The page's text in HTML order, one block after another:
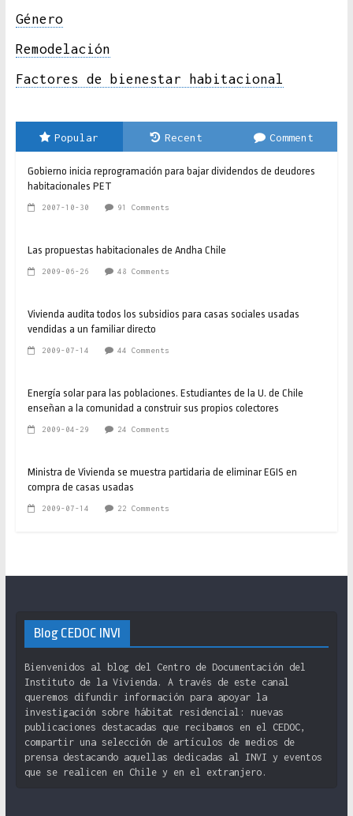
Género
Remodelación
Factores de bienestar habitacional
Popular Recent Comment
Gobierno inicia reprogramación para bajar dividendos de deudores
habitacionales PET
2007-10-30 91 Comments
Las propuestas habitacionales de Andha Chile
2009-06-26 48 Comments
Vivienda audita todos los subsidios para casas sociales usadas
vendidas a un familiar directo
2009-07-14 44 Comments
Energía solar para las poblaciones. Estudiantes de la U. de Chile
enseñan a la comunidad a construir sus propios colectores
2009-04-29 24 Comments
Ministra de Vivienda se muestra partidaria de eliminar EGIS en
compra de casas usadas
2009-07-14 22 Comments
Blog CEDOC INVI
Bienvenidos al blog del Centro de Documentación del
Instituto de la Vivienda. A través de este canal
queremos difundir información para apoyar la
investigación sobre hábitat residencial: nuevas
publicaciones destacadas que recibamos en el CEDOC,
compartir una selección de artículos de medios de
prensa destacando aquellas dedicadas al INVI y eventos
que se realicen en Chile y en el extranjero.